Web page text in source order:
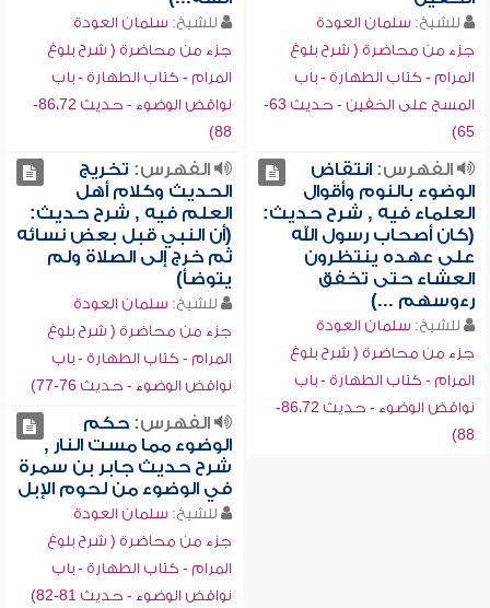
للشيخ: سلمان العودة
جزء من محاضرة ( شرح بلوغ
المرام - كتاب الطهارة - باب
المسح على الخفين - حديث 63-
65)
للشيخ: سلمان العودة
جزء من محاضرة ( شرح بلوغ
المرام - كتاب الطهارة - باب
نواقض الوضوء - حديث 86،72-
88)
الفهرس:انتقاض
الوضوء بالنوم وأقوال
العلماء فيه , شرح حديث:
(كان أصحاب رسول الله
على عهده ينتظرون
العشاء حتى تخفق
رءوسهم ...)
للشيخ: سلمان العودة
جزء من محاضرة ( شرح بلوغ
المرام - كتاب الطهارة - باب
نواقض الوضوء - حديث 86،72-
88)
الفهرس: تخريج
الحديث وكلام أهل
العلم فيه , شرح حديث:
(أن النبي قبل بعض نسائه
ثم خرج إلى الصلاة ولم
يتوضأ)
للشيخ: سلمان العودة
جزء من محاضرة ( شرح بلوغ
المرام - كتاب الطهارة - باب
نواقض الوضوء - حديث 76-77)
الفهرس:حكم
الوضوء مما مست النار ,
شرح حديث جابر بن سمرة
في الوضوء من لحوم الإبل
للشيخ: سلمان العودة
جزء من محاضرة ( شرح بلوغ
المرام - كتاب الطهارة - باب
نواقض الوضوء - حديث 81-82)